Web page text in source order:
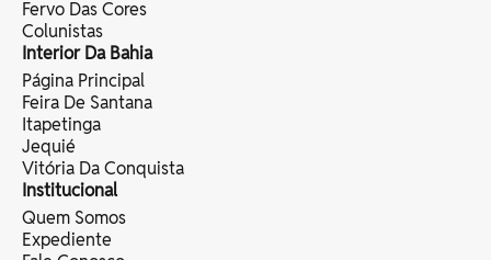
Fervo Das Cores
Colunistas
Interior Da Bahia
Página Principal
Feira De Santana
Itapetinga
Jequié
Vitória Da Conquista
Institucional
Quem Somos
Expediente